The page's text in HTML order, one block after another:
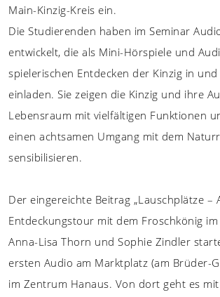
Main-Kinzig-Kreis ein.
Die Studierenden haben im Seminar
entwickelt, die als Mini-Hörspiele und
spielerischen Entdecken der Kinzig in
einladen. Sie zeigen die Kinzig und ihre
Lebensraum mit vielfältigen Funktionen
einen achtsamen Umgang mit dem
sensibilisieren.
Der eingereichte Beitrag „Lauschplätze –
Entdeckungstour mit dem Froschkönig im
Anna-Lisa Thorn und Sophie Zindler
ersten Audio am Marktplatz (am Brüder-
im Zentrum Hanaus. Von dort geht es